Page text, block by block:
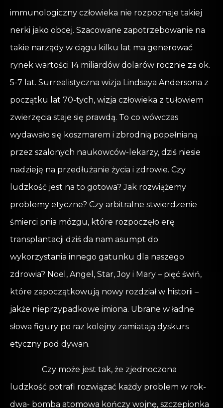
immunologiczny człowieka nie rozpoznaje takiej
nerki jako obcej. Szacowane zapotrzebowanie na
takie narządy w ciągu kilku lat ma generować
rynek wartości 14 miliardów dolarów rocznie za ok.
5-7 lat. Surrealistyczna wizja Lindsaya Andersona z
początku lat 70-tych, wizja człowieka z tułowiem
zwierzęcia staje się prawdą. To co wówczas
wydawało się koszmarem i zbrodnią popełnianą
przez szalonych naukowców-lekarzy, dziś niesie
nadzieję na przedłużanie życia i zdrowie. Czy
ludzkość jest na to gotowa? Jak rozwiążemy
problemy etyczne? Czy arbitralne stwierdzenie
śmierci pnia mózgu, które rozpoczęło erę
transplantacji dziś da nam asumpt do
wykorzystania innego gatunku dla naszego
zdrowia? Noel, Angel, Star, Joy i Mary – pięć świń,
które zapoczątkowują nowy rozdział w historii –
jakże nieprzypadkowe imiona. Ubrane w ładne
słowa figury po raz kolejny zamiatają dyskurs
etyczny pod dywan.
Czy może jest tak, że zjednoczona
ludzkość potrafi rozwiązać każdy problem w rok-
dwa- bomba atomowa kończy wojnę, szczepionka